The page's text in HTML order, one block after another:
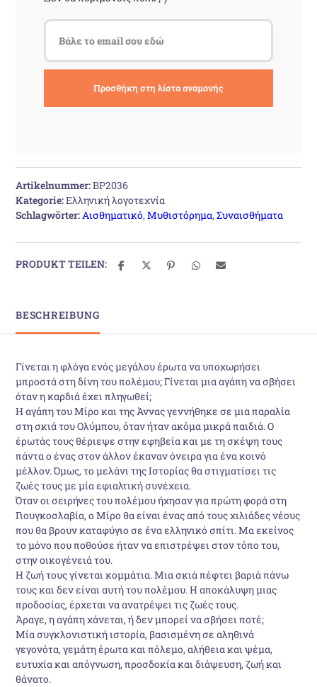
Artikelnummer:BP2036
Kategorie:Ελληνική λογοτεχνία
Schlagwörter:Αισθηματικό,Μυθιστόρημα,Συναισθήματα
PRODUKT TEILEN:
BESCHREIBUNG
Γίνεται η φλόγα ενός μεγάλου έρωτα να υποχωρήσει
μπροστά στη δίνη του πολέμου; Γίνεται μια αγάπη να σβήσει
όταν η καρδιά έχει πληγωθεί;
Η αγάπη του Μίρο και της Άννας γεννήθηκε σε μια παραλία
στη σκιά του Ολύμπου, όταν ήταν ακόμα μικρά παιδιά. Ο
έρωτάς τους θέριεψε στην εφηβεία και με τη σκέψη τους
πάντα ο ένας στον άλλον έκαναν όνειρα για ένα κοινό
μέλλον. Όμως, το μελάνι της Iστορίας θα στιγματίσει τις
ζωές τους με μία εφιαλτική συνέχεια.
Όταν οι σειρήνες του πολέμου ήχησαν για πρώτη φορά στη
Γιουγκοσλαβία, ο Μίρο θα είναι ένας από τους χιλιάδες νέους
που θα βρουν καταφύγιο σε ένα ελληνικό σπίτι. Μα εκείνος
το μόνο που ποθούσε ήταν να επιστρέψει στον τόπο του,
στην οικογένειά του.
Η ζωή τους γίνεται κομμάτια. Μια σκιά πέφτει βαριά πάνω
τους και δεν είναι αυτή του πολέμου. Η αποκάλυψη μιας
προδοσίας, έρχεται να ανατρέψει τις ζωές τους.
Άραγε, η αγάπη χάνεται, ή δεν μπορεί να σβήσει ποτέ;
Μία συγκλονιστική ιστορία, βασισμένη σε αληθινά
γεγονότα, γεμάτη έρωτα και πόλεμο, αλήθεια και ψέμα,
ευτυχία και απόγνωση, προσδοκία και διάψευση, ζωή και
θάνατο.